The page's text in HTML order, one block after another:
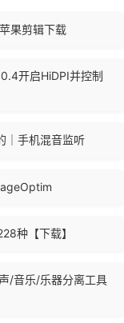
果剪辑下载
开启HiDPI并控制
｜手机混音监听
种【下载】
/音乐/乐器分离工具